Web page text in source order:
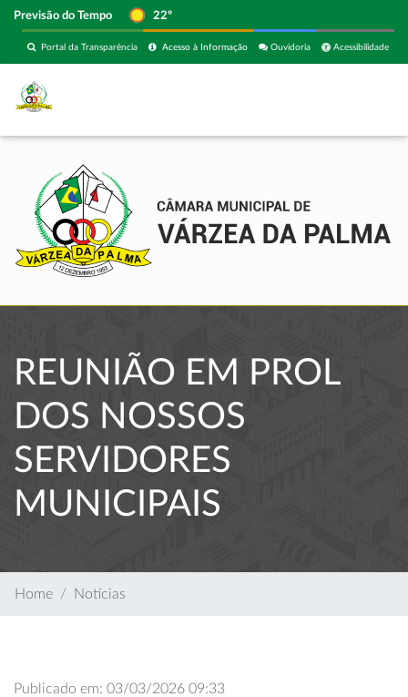
Previsão do Tempo 22º
Acessibilidade
Ouvidoria
Acesso à Informação
Portal da Transparência
REUNIÃO EM PROL
DOS NOSSOS
SERVIDORES
MUNICIPAIS
Home Notícias
Publicado em: 03/03/2026 09:33